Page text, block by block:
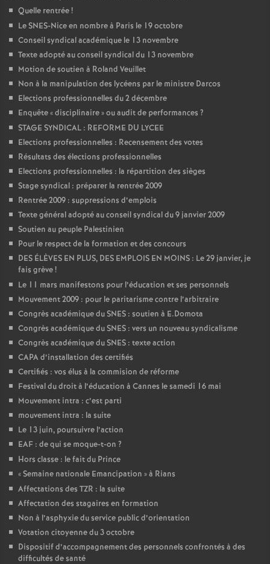
Quelle rentrée!
Le SNES-Nice en nombre à Paris le 19 octobre
Conseil syndical académique le 13 novembre
Texte adopté au conseil syndical du 13 novembre
Motion de soutien à Roland Veuillet
Non à la manipulation des lycéens par le ministre Darcos
Elections professionnelles du 2 décembre
Enquête «disciplinaire» ou audit de performances ?
STAGE SYNDICAL : REFORME DU LYCEE
Elections professionnelles : Recensement des votes
Résultats des élections professionnelles
Elections professionnelles : la répartition des sièges
Stage syndical : préparer la rentrée 2009
Rentrée 2009 : suppressions d’emplois
Texte général adopté au conseil syndical du 9 janvier 2009
Soutien au peuple Palestinien
Pour le respect de la formation et des concours
DES ÉLÈVES EN PLUS, DES EMPLOIS EN MOINS : Le 29 janvier, je
fais grève!
Le 11 mars manifestons pour l’éducation et ses personnels
Mouvement 2009 : pour le paritarisme contre l’arbitraire
Congrès académique du SNES : soutien à E.Domota
Congrès académique du SNES : vers un nouveau syndicalisme
Congrès académique du SNES : texte action
CAPA d’installation des certifiés
Certifiés : vos élus à la commision de réforme
Festival du droit à l’éducation à Cannes le samedi 16 mai
Mouvement intra : c’est parti
mouvement intra : la suite
Le 13 juin, poursuivre l’action
EAF : de qui se moque-t-on ?
Hors classe : le fait du Prince
«Semaine nationale Emancipation » à Rians
Affectations des TZR : la suite
Affectation des stagaires en formation
Non à l’asphyxie du service public d’orientation
Votation citoyenne du 3 octobre
Dispositif d’accompagnement des personnels confrontés à des
difficultés de santé